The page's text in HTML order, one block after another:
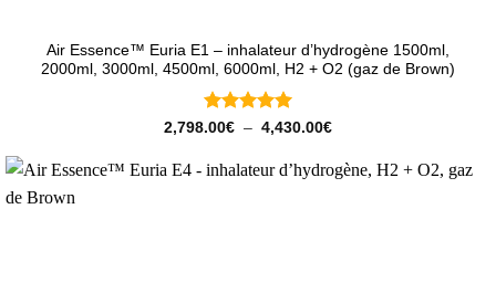
Air Essence™ Euria E1 – inhalateur d’hydrogène 1500ml,
2000ml, 3000ml, 4500ml, 6000ml, H2 + O2 (gaz de Brown)
Note5 sur
2,798.00€ – 4,430.00€Plage
2,798.00€
à